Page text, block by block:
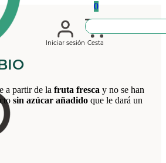
Iniciar sesión
0
Cesta
a partir de la fruta fresca y no se han
sin azúcar añadido que le dará un